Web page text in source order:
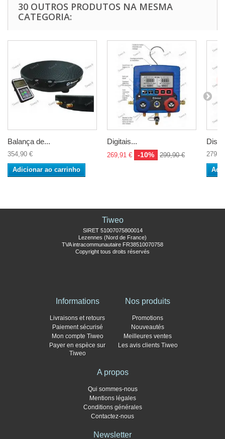
30 OUTROS PRODUTOS NA MESMA
CATEGORIA:
Balança de...
354,90 €
Adicionar ao carrinho
Digitais...
269,91 € -10% 299,90 €
Tiweo
SIRET 51007075800014
Lezennes (Nord de France)
TVA intracommunautaire FR38510070758
Copyright tous droits réservés
Informations
Livraisons et retours
Paiement sécurisé
Mon compte Tiweo
Payer en espèce sur
Tiweo
Nos produits
Promotions
Nouveautés
Meilleures ventes
Les avis clients Tiweo
A propos
Qui sommes-nous
Mentions légales
Conditions générales
Contactez-nous
Newsletter